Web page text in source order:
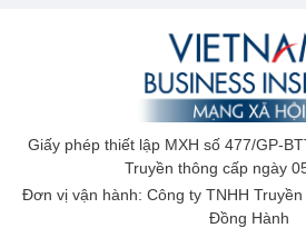
Giấy phép thiết lập MXH số 477/GP-
Truyền thông cấp ngày
Đơn vị vận hành: Công ty TNHH
Đồng Hành